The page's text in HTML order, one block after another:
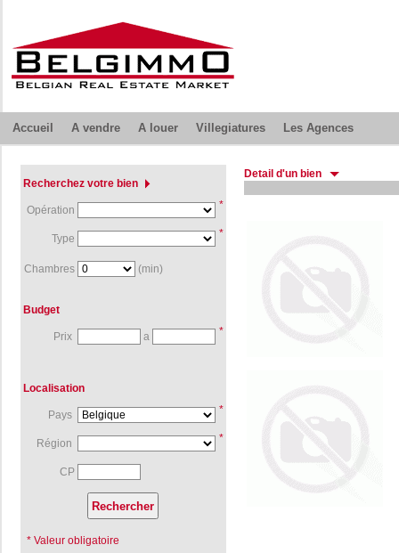
Accueil A vendre A louer Villegiatures Les Agences
Recherchez votre bien
Opération *
Type *
Chambres (min)
Budget
Prix a *
Localisation
Pays *
Région *
CP
* Valeur obligatoire
Detail d'un bien